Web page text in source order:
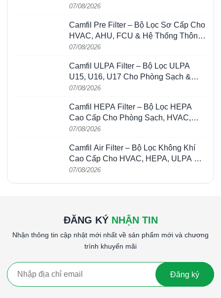
Sạch
07/08/2026
Camfil Pre Filter – Bộ Lọc Sơ Cấp Cho
HVAC, AHU, FCU & Hệ Thống Thông
Gió
07/08/2026
Camfil ULPA Filter – Bộ Lọc ULPA
U15, U16, U17 Cho Phòng Sạch &
Bán Dẫn
07/08/2026
Camfil HEPA Filter – Bộ Lọc HEPA
Cao Cấp Cho Phòng Sạch, HVAC,
FFU & Nhà Máy
07/08/2026
Camfil Air Filter – Bộ Lọc Không Khí
Cao Cấp Cho HVAC, HEPA, ULPA &
Phòng Sạch
07/08/2026
ĐĂNG KÝ NHẬN TIN
Nhận thông tin cập nhật mới nhất về sản phẩm mới và chương
trình khuyến mãi
Đăng ký